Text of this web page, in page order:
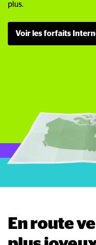
plus.
Voir les forfaits
En route